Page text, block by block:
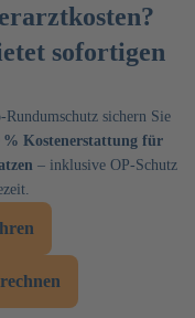
sofortigen
sichern Sie
% Kostenerstattung für
– inklusive OP-Schutz